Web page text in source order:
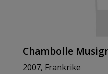
Chambolle
2007, Frankrike